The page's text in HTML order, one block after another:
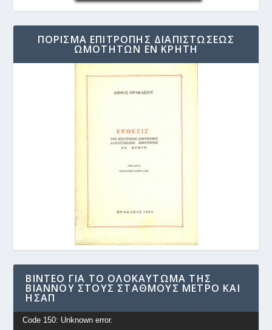
ΠΟΡΙΣΜΑ ΕΠΙΤΡΟΠΗΣ ΔΙΑΠΙΣΤΩΣΕΩΣ
ΩΜΟΤΗΤΩΝ ΕΝ ΚΡΗΤΗ
ΒΊΝΤΕΟ ΓΙΑ ΤΟ ΟΛΟΚΑΎΤΩΜΑ ΤΗΣ
ΒΙΆΝΝΟΥ ΣΤΟΥΣ ΣΤΑΘΜΟΎΣ ΜΕΤΡΟ ΚΑΙ
ΗΣΑΠ
Πρόγραμμα
Code 150: Unknown error.